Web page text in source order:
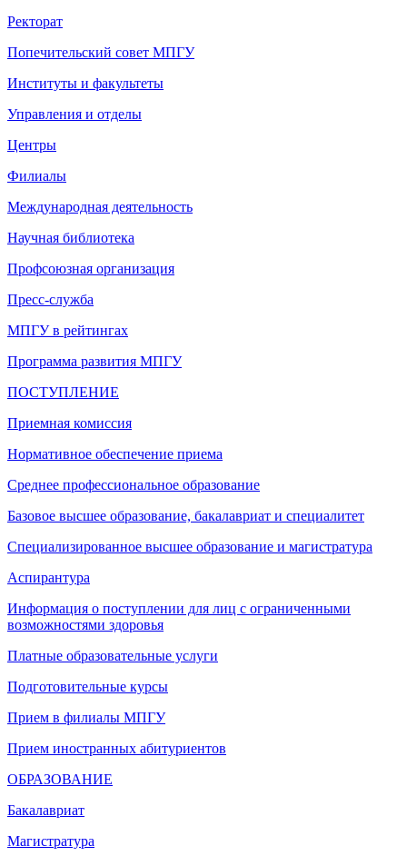
Ректорат
Попечительский совет МПГУ
Институты и факультеты
Управления и отделы
Центры
Филиалы
Международная деятельность
Научная библиотека
Профсоюзная организация
Пресс-служба
МПГУ в рейтингах
Программа развития МПГУ
ПОСТУПЛЕНИЕ
Приемная комиссия
Нормативное обеспечение приема
Среднее профессиональное образование
Базовое высшее образование, бакалавриат и специалитет
Специализированное высшее образование и магистратура
Аспирантура
Информация о поступлении для лиц с ограниченными
возможностями здоровья
Платные образовательные услуги
Подготовительные курсы
Прием в филиалы МПГУ
Прием иностранных абитуриентов
ОБРАЗОВАНИЕ
Бакалавриат
Магистратура